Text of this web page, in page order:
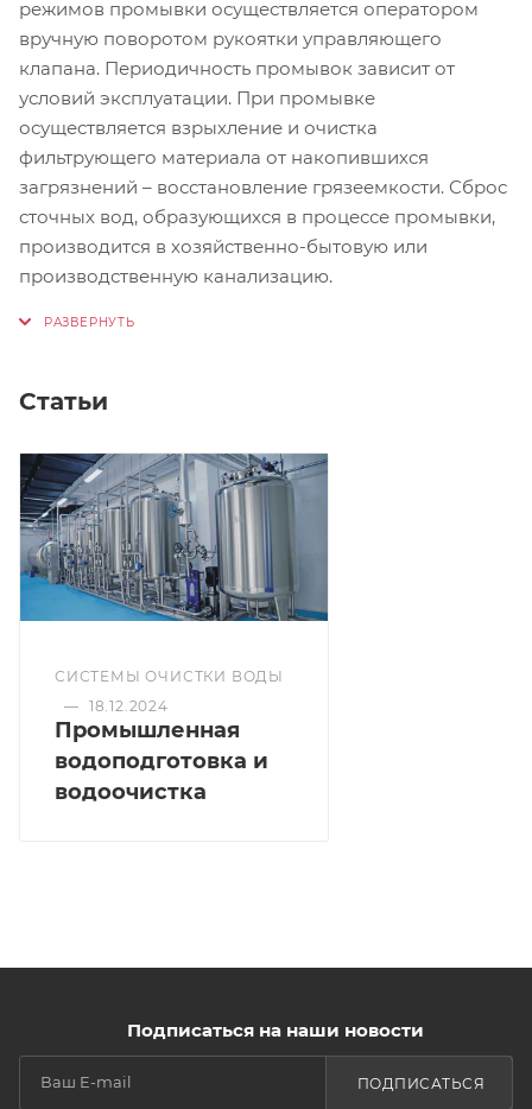
режимов промывки осуществляется оператором
вручную поворотом рукоятки управляющего
клапана. Периодичность промывок зависит от
условий эксплуатации. При промывке
осуществляется взрыхление и очистка
фильтрующего материала от накопившихся
загрязнений – восстановление грязеемкости. Сброс
сточных вод, образующихся в процессе промывки,
производится в хозяйственно-бытовую или
производственную канализацию.
Статьи
СИСТЕМЫ ОЧИСТКИ ВОДЫ
— 18.12.2024
Промышленная
водоподготовка и
водоочистка
Подписаться на наши новости
ПОДПИСАТЬСЯ